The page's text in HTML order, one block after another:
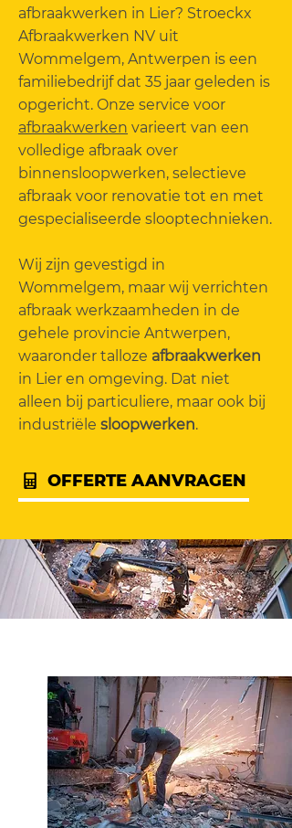
afbraakwerken in Lier? Stroeckx
Afbraakwerken NV uit
Wommelgem, Antwerpen is een
familiebedrijf dat 35 jaar geleden is
opgericht. Onze service voor
afbraakwerken varieert van een
volledige afbraak over
binnensloopwerken, selectieve
afbraak voor renovatie tot en met
gespecialiseerde slooptechnieken.
Wij zijn gevestigd in
Wommelgem, maar wij verrichten
afbraak werkzaamheden in de
gehele provincie Antwerpen,
waaronder talloze afbraakwerken
in Lier en omgeving. Dat niet
alleen bij particuliere, maar ook bij
industriële sloopwerken.
OFFERTE AANVRAGEN